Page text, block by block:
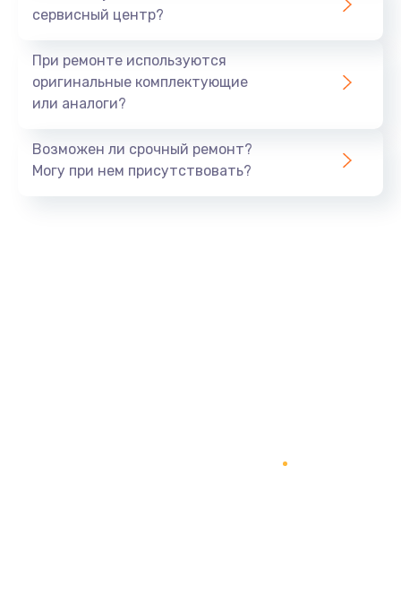
Восстановление данных
Заказать
1060 руб.
сервисный центр?
При ремонте используются
оригинальные комплектующие
или аналоги?
Возможен ли срочный ремонт?
Могу при нем присутствовать?